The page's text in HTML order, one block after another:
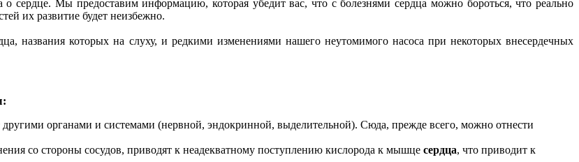
Мы предоставим информацию, которая убедит вас, что с болезнями сердца можно бороться, что реально
их развитие будет неизбежно.
названия которых на слуху, и редкими изменениями нашего неутомимого насоса при некоторых внесердечных
другими органами и системами (нервной, эндокринной, выделительной). Сюда, прежде всего, можно отнести
со стороны сосудов, приводят к неадекватному поступлению кислорода к мышце сердца, что приводит к